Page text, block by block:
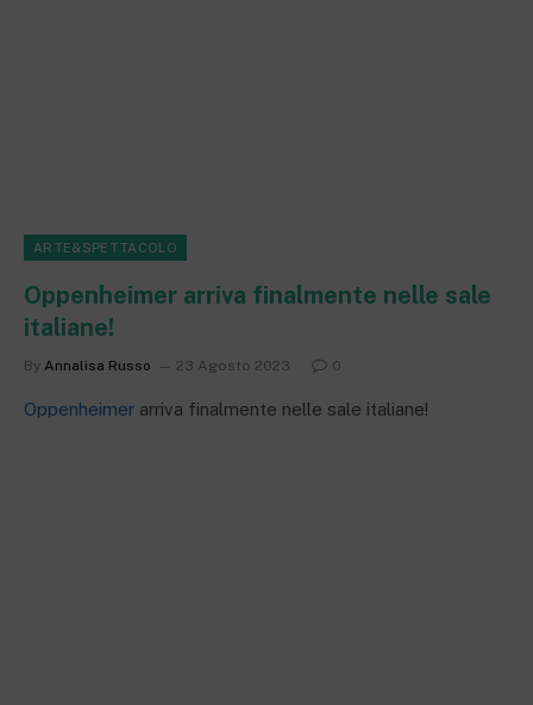
ARTE&SPETTACOLO
Oppenheimer arriva finalmente nelle sale
italiane!
By Annalisa Russo 23 Agosto 2023 0
Oppenheimer arriva finalmente nelle sale italiane!